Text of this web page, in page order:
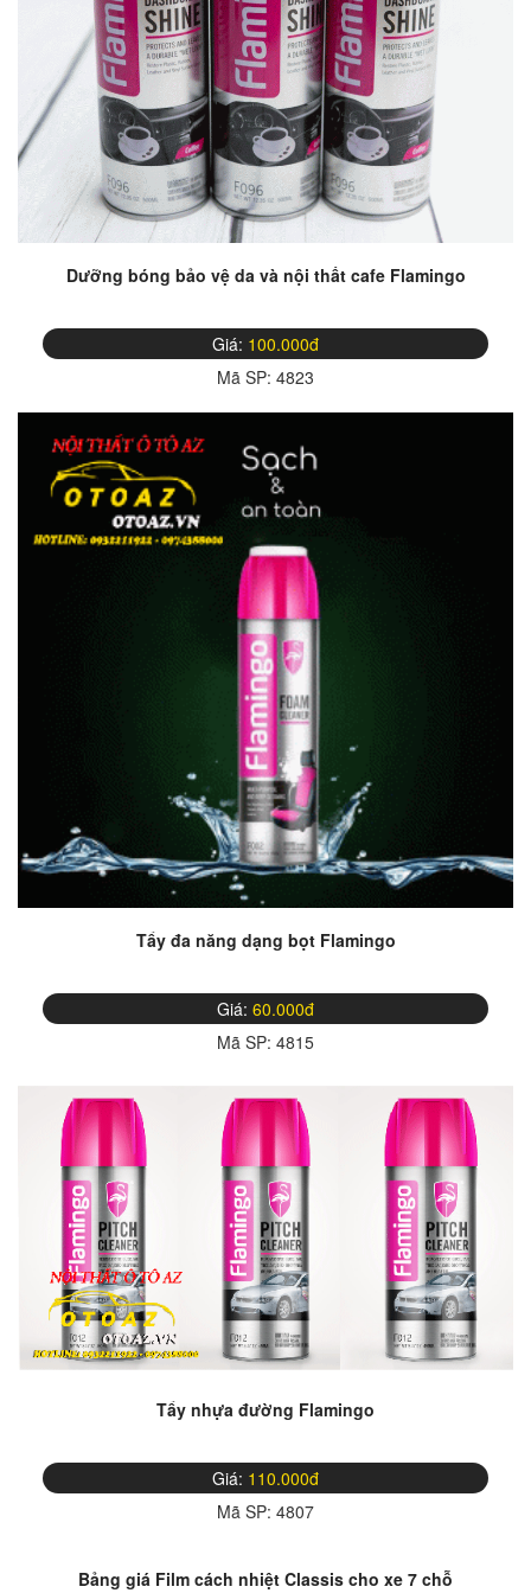
Dưỡng bóng bảo vệ da và nội thất cafe Flamingo
Giá: 100.000đ
Mã SP: 4823
Tẩy đa năng dạng bọt Flamingo
Giá: 60.000đ
Mã SP: 4815
Tẩy nhựa đường Flamingo
Giá: 110.000đ
Mã SP: 4807
Bảng giá Film cách nhiệt Classis cho xe 7 chỗ